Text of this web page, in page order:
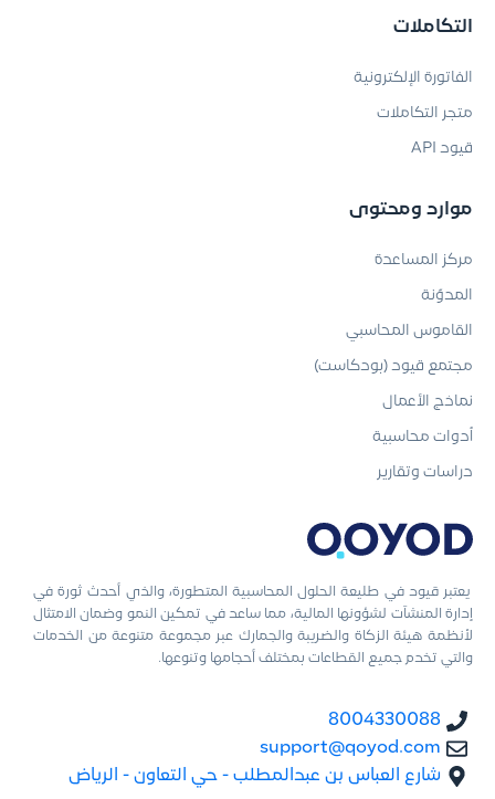
يعتبر قيود في طليعة الحلول المحاسبية المتطورة، والذي أحدث ثورة في
إدارة المنشآت لشؤونها المالية، مما ساعد في تمكين النمو وضمان الامتثال
لأنظمة هيئة الزكاة والضريبة والجمارك عبر مجموعة متنوعة من الخدمات
والتي تخدم جميع القطاعات بمختلف أحجامها وتنوعها.
8004330088
support@qoyod.com
شارع العباس بن عبدالمطلب - حي التعاون - الرياض
التكاملات
الفاتورة الإلكترونية
متجر التكاملات
قيود API
موارد ومحتوى
مركز المساعدة
المدوّنة
القاموس المحاسبي
مجتمع قيود (بودكاست)
نماذج الأعمال
أدوات محاسبية
دراسات وتقارير